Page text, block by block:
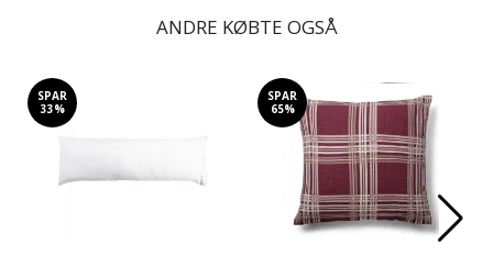
ANDRE KØBTE OGSÅ
SPAR
33%
SPAR
65%